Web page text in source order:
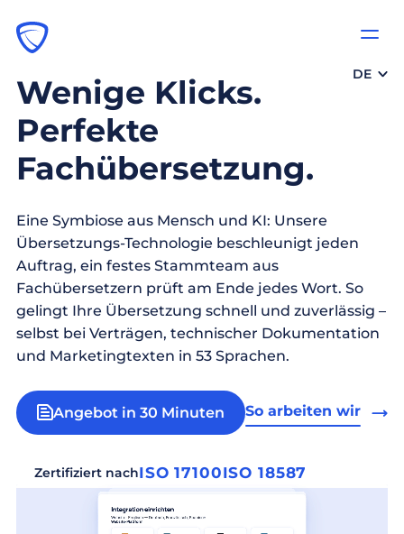
DE
Wenige Klicks.
Perfekte
Fachübersetzung.
Eine Symbiose aus Mensch und KI: Unsere
Übersetzungs-Technologie beschleunigt jeden
Auftrag, ein festes Stammteam aus
Fachübersetzern prüft am Ende jedes Wort. So
gelingt Ihre Übersetzung schnell und zuverlässig –
selbst bei Verträgen, technischer Dokumentation
und Marketingtexten in 53 Sprachen.
Angebot in 30 Minuten So arbeiten wir
Zertifiziert nachISO 17100ISO 18587